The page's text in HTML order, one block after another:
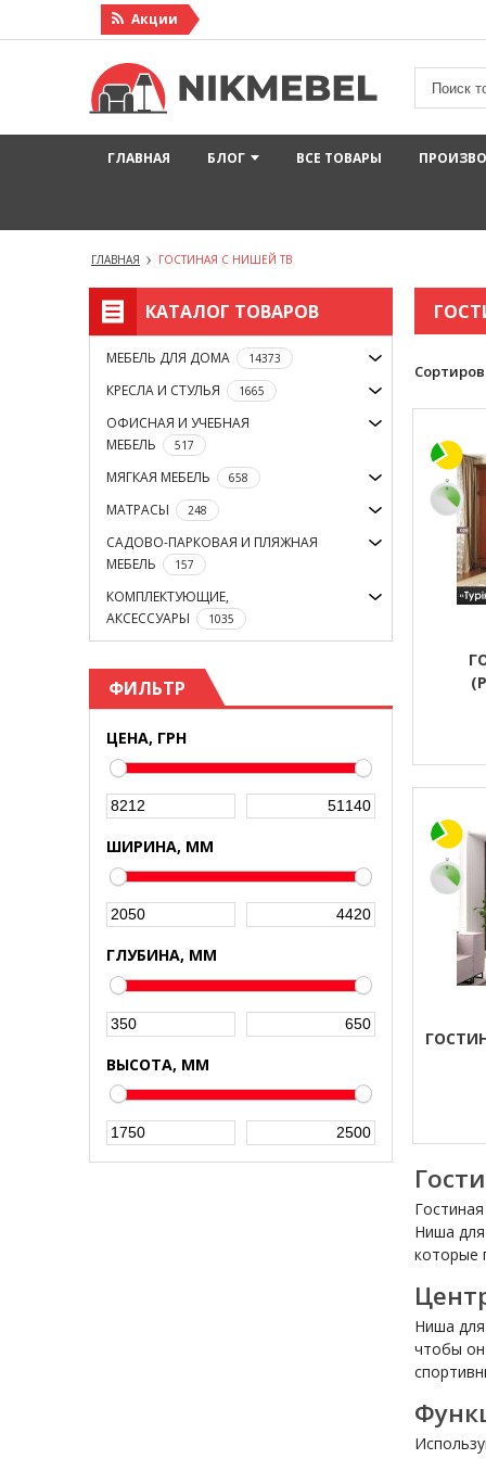
Акции
ГЛАВНАЯ БЛОГ ВСЕ ТОВАРЫ
ГЛАВНАЯ ГОСТИНАЯ С НИШЕЙ ТВ
КАТАЛОГ ТОВАРОВ
МЕБЕЛЬ ДЛЯ ДОМА 14373
КРЕСЛА И СТУЛЬЯ 1665
ОФИСНАЯ И УЧЕБНАЯ
МЕБЕЛЬ
517
МЯГКАЯ МЕБЕЛЬ 658
МАТРАСЫ 248
САДОВО-ПАРКОВАЯ И ПЛЯЖНАЯ
МЕБЕЛЬ
157
КОМПЛЕКТУЮЩИЕ,
АКСЕССУАРЫ
1035
ФИЛЬТР
ЦЕНА, ГРН
ШИРИНА, ММ
ГЛУБИНА, ММ
ВЫСОТА, ММ
Ниша
которые
Ниша
чтобы